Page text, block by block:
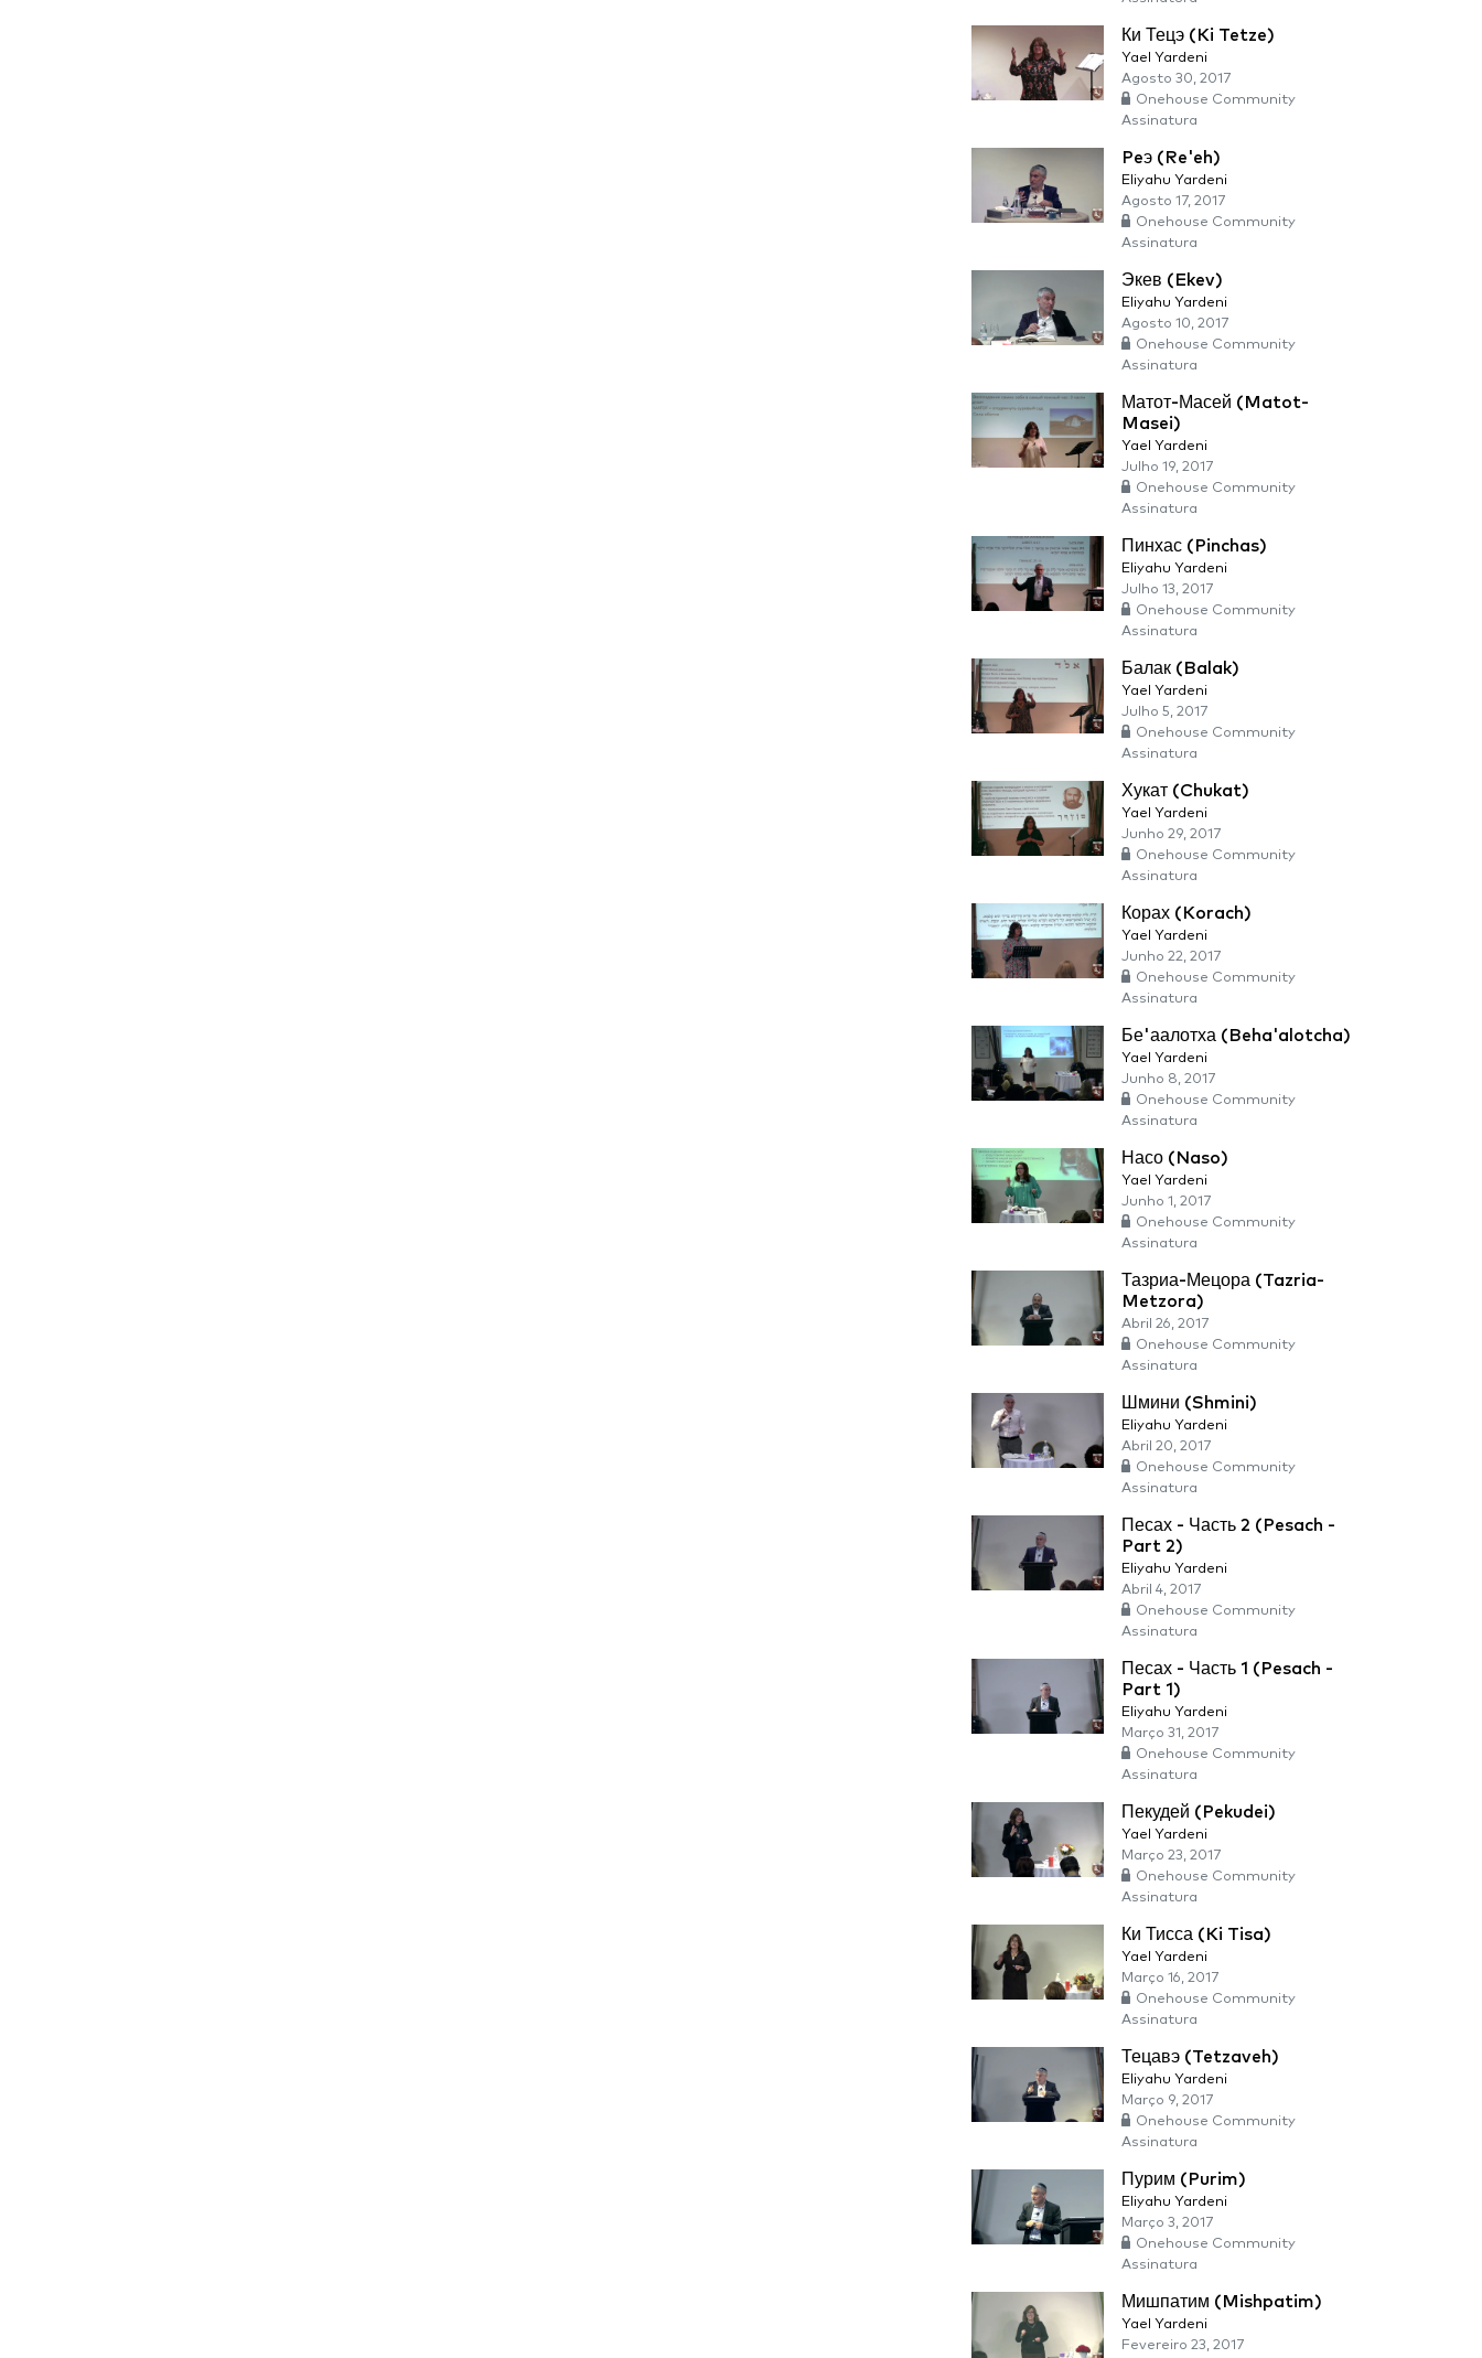
Ки Тецэ (Ki Tetze)
Yael Yardeni
Agosto 30, 2017
Onehouse Community
Assinatura
Peэ (Re'eh)
Eliyahu Yardeni
Agosto 17, 2017
Onehouse Community
Assinatura
Экев (Ekev)
Eliyahu Yardeni
Agosto 10, 2017
Onehouse Community
Assinatura
Матот-Масей (Matot-
Masei)
Yael Yardeni
Julho 19, 2017
Onehouse Community
Assinatura
Пинхас (Pinchas)
Eliyahu Yardeni
Julho 13, 2017
Onehouse Community
Assinatura
Балак (Balak)
Yael Yardeni
Julho 5, 2017
Onehouse Community
Assinatura
Хукат (Chukat)
Yael Yardeni
Junho 29, 2017
Onehouse Community
Assinatura
Корах (Korach)
Yael Yardeni
Junho 22, 2017
Onehouse Community
Assinatura
Бе'аалотха (Beha'alotcha)
Yael Yardeni
Junho 8, 2017
Onehouse Community
Assinatura
Насо (Naso)
Yael Yardeni
Junho 1, 2017
Onehouse Community
Assinatura
Тазриа-Мецора (Tazria-
Metzora)
Abril 26, 2017
Onehouse Community
Assinatura
Шмини (Shmini)
Eliyahu Yardeni
Abril 20, 2017
Onehouse Community
Assinatura
Песах - Часть 2 (Pesach -
Part 2)
Eliyahu Yardeni
Abril 4, 2017
Onehouse Community
Assinatura
Песах - Часть 1 (Pesach -
Part 1)
Eliyahu Yardeni
Março 31, 2017
Onehouse Community
Assinatura
Пекудей (Pekudei)
Yael Yardeni
Março 23, 2017
Onehouse Community
Assinatura
Ки Тисса (Ki Tisa)
Yael Yardeni
Março 16, 2017
Onehouse Community
Assinatura
Тецавэ (Tetzaveh)
Eliyahu Yardeni
Março 9, 2017
Onehouse Community
Assinatura
Пурим (Purim)
Eliyahu Yardeni
Março 3, 2017
Onehouse Community
Assinatura
Мишпатим (Mishpatim)
Yael Yardeni
Fevereiro 23, 2017